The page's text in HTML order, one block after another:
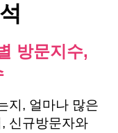
방문지수,
지, 얼마나 많은
신규방문자와